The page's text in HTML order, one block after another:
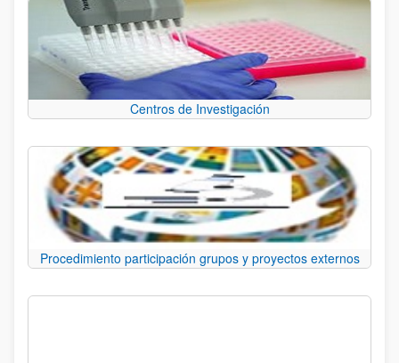
Centros de Investigación
Procedimiento participación grupos y proyectos externos